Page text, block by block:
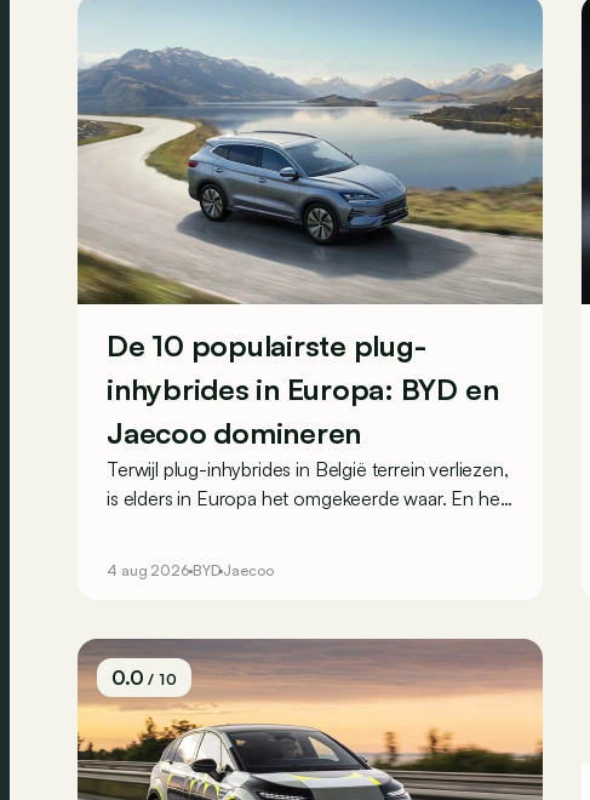
De 10 populairste plug-
inhybrides in Europa: BYD en
Jaecoo domineren
Terwijl plug-inhybrides in België terrein verliezen,
is elders in Europa het omgekeerde waar. En het
top 3 van de Europese PHEV-inschrijvingen
4 aug 2026 BYD Jaecoo
0.0/ 10